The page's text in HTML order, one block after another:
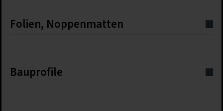
Folien, Noppenmatten
Bauprofile